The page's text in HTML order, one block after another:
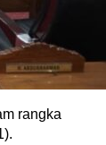
rangka